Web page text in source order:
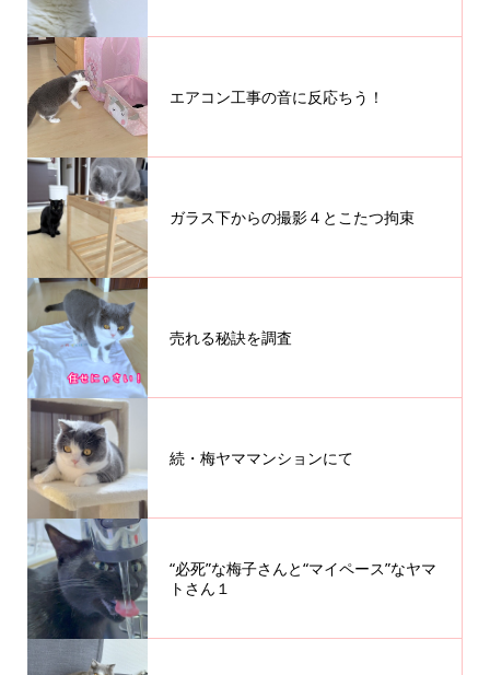
エアコン工事の音に反応ちう！
ガラス下からの撮影４とこたつ拘束
売れる秘訣を調査
続・梅ヤママンションにて
“必死”な梅子さんと“マイペース”なヤマ
トさん１